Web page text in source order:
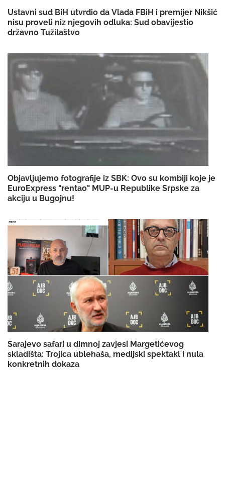
Ustavni sud BiH utvrdio da Vlada FBiH i premijer Nikšić
nisu proveli niz njegovih odluka: Sud obavijestio
državno Tužilaštvo
Objavljujemo fotografije iz SBK: Ovo su kombiji koje je
EuroExpress "rentao" MUP-u Republike Srpske za
akciju u Bugojnu!
Sarajevo safari u dimnoj zavjesi Margetićevog
skladišta: Trojica ublehaša, medijski spektakl i nula
konkretnih dokaza